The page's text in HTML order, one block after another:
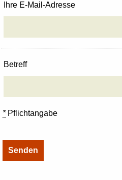
Ihre E-Mail-Adresse
Betreff
*Pflichtangabe